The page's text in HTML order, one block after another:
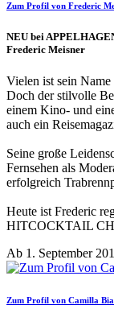
Zum Profil von Frederic
NEU bei
Frederic Meisner
Vielen ist sein Name
Doch der stilvolle
einem Kino- und
auch ein
Seine große
Fernsehen als
erfolgreich
Heute ist Frederic
HITCOCKTAIL
Ab 1. September
Zum Profil von Camilla